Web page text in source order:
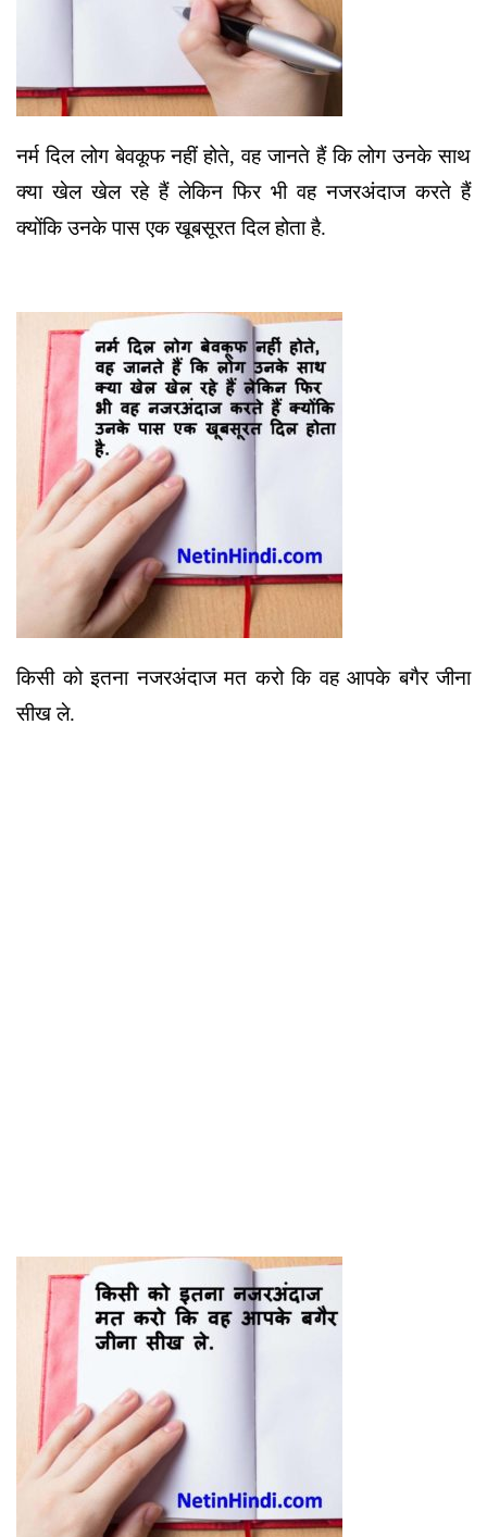
नर्म दिल लोग बेवकूफ नहीं होते, वह जानते हैं कि लोग उनके साथ
क्या खेल खेल रहे हैं लेकिन फिर भी वह नजरअंदाज करते हैं
क्योंकि उनके पास एक खूबसूरत दिल होता है.
किसी को इतना नजरअंदाज मत करो कि वह आपके बगैर जीना
सीख ले.